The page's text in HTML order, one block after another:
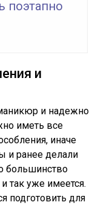
поэтапно
и
и надежно
иметь все
иначе
и ранее делали
большинство
так уже имеется.
подготовить для